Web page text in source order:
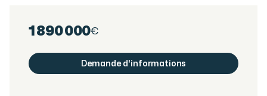
1 890 000€
Demande d'informations